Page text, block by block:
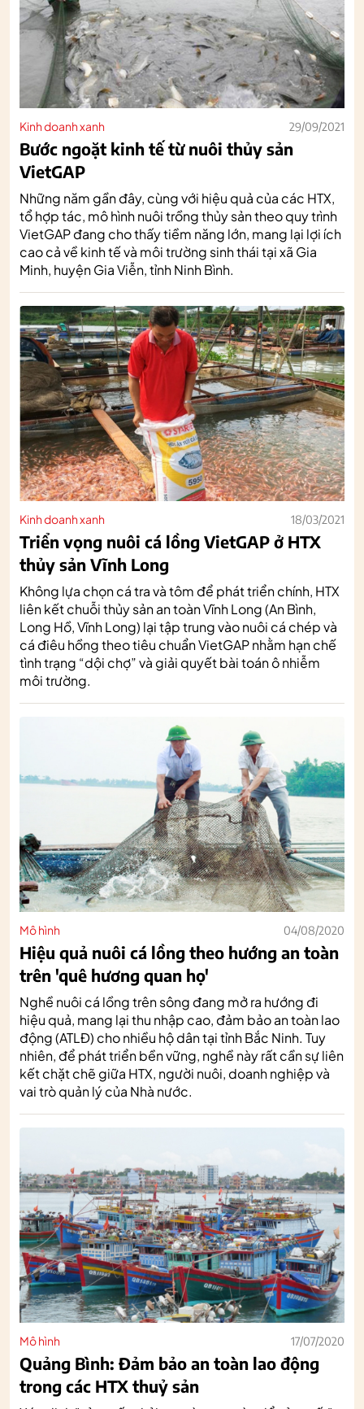
Kinh doanh xanh 29/09/2021
Bước ngoặt kinh tế từ nuôi thủy sản
VietGAP
Những năm gần đây, cùng với hiệu quả của các HTX,
tổ hợp tác, mô hình nuôi trồng thủy sản theo quy trình
VietGAP đang cho thấy tiềm năng lớn, mang lại lợi ích
cao cả về kinh tế và môi trường sinh thái tại xã Gia
Minh, huyện Gia Viễn, tỉnh Ninh Bình.
Kinh doanh xanh 18/03/2021
Triển vọng nuôi cá lồng VietGAP ở HTX
thủy sản Vĩnh Long
Không lựa chọn cá tra và tôm để phát triển chính, HTX
liên kết chuỗi thủy sản an toàn Vĩnh Long (An Bình,
Long Hồ, Vĩnh Long) lại tập trung vào nuôi cá chép và
cá điêu hồng theo tiêu chuẩn VietGAP nhằm hạn chế
tình trạng “dội chợ” và giải quyết bài toán ô nhiễm
môi trường.
Mô hình 04/08/2020
Hiệu quả nuôi cá lồng theo hướng an toàn
trên 'quê hương quan họ'
Nghề nuôi cá lồng trên sông đang mở ra hướng đi
hiệu quả, mang lại thu nhập cao, đảm bảo an toàn lao
động (ATLĐ) cho nhiều hộ dân tại tỉnh Bắc Ninh. Tuy
nhiên, để phát triển bền vững, nghề này rất cần sự liên
kết chặt chẽ giữa HTX, người nuôi, doanh nghiệp và
vai trò quản lý của Nhà nước.
Mô hình 17/07/2020
Quảng Bình: Đảm bảo an toàn lao động
trong các HTX thuỷ sản